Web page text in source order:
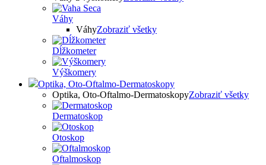
Váhy
VáhyZobraziť všetky
Dĺžkometer
Výškomery
Optika, Oto-Oftalmo-Dermatoskopy
Optika, Oto-Oftalmo-DermatoskopyZobraziť všetky
Dermatoskop
Otoskop
Oftalmoskop